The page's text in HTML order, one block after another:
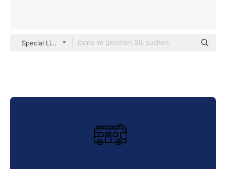
Special Lineal